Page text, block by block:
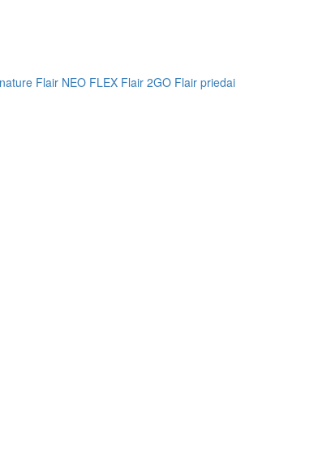
Flair NEO FLEX Flair 2GO Flair priedai